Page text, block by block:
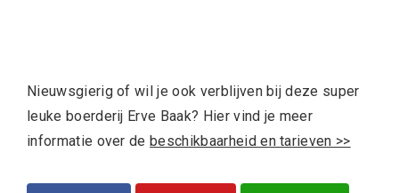
Nieuwsgierig of wil je ook verblijven bij deze super
leuke boerderij Erve Baak? Hier vind je meer
informatie over debeschikbaarheid en tarieven >>